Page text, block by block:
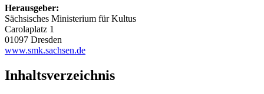
Herausgeber:
Sächsisches Ministerium für Kultus
Carolaplatz 1
01097 Dresden
www.smk.sachsen.de
Inhaltsverzeichnis